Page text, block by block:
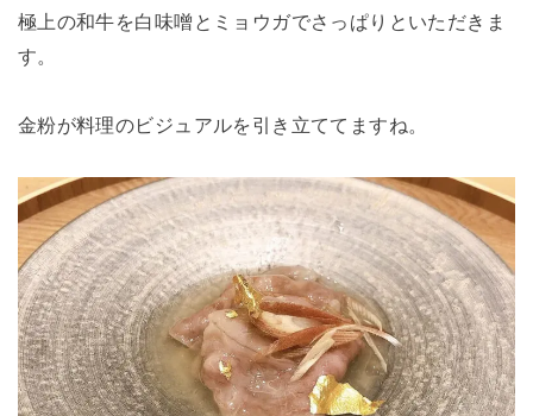
極上の和牛を白味噌とミョウガでさっぱりといただきま
す。
金粉が料理のビジュアルを引き立ててますね。